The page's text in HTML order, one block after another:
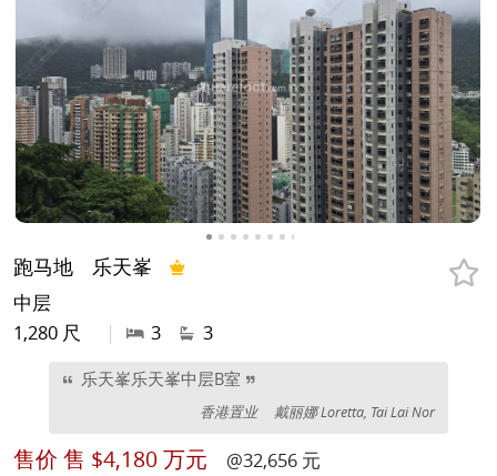
跑马地 乐天峯
中层
1,280 尺
| 3 3
乐天峯乐天峯中层B室
香港置业 戴丽娜 Loretta, Tai Lai Nor
售价 售 $4,180 万元 @32,656 元